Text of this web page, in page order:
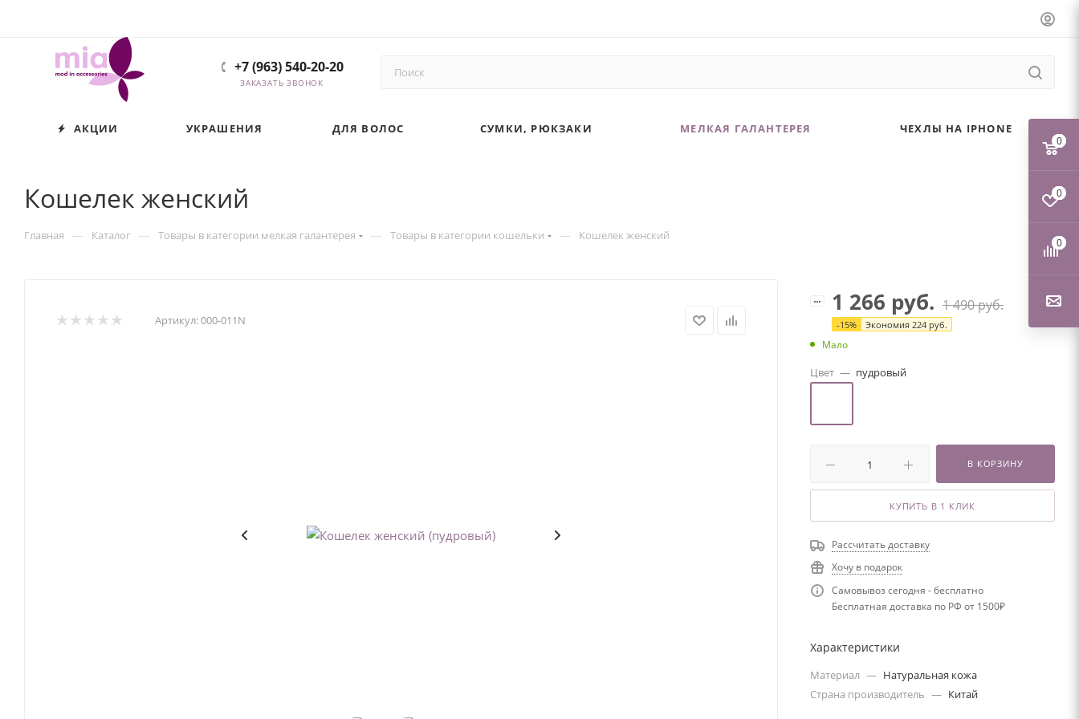
+7 (963) 540-20-20
ЗАКАЗАТЬ ЗВОНОК
АКЦИИ УКРАШЕНИЯ ДЛЯ ВОЛОС СУМКИ, РЮКЗАКИ МЕЛКАЯ ГАЛАНТЕРЕЯ ЧЕХЛЫ НА IPHONE
Кошелек женский
Главная — Каталог — Товары в категории мелкая галантерея — Товары в категории кошельки — Кошелек женский
Артикул:000-011N
1 266 руб. 1 490руб.
-15% Экономия 224 руб.
Мало
Цвет — пудровый
В КОРЗИНУ
КУПИТЬ В 1 КЛИК
Рассчитать доставку
Хочу в подарок
Самовывоз сегодня - бесплатно
Бесплатная доставка по РФ от 1500₽
Характеристики
Материал — Натуральная кожа
Страна производитель — Китай
0
0
0